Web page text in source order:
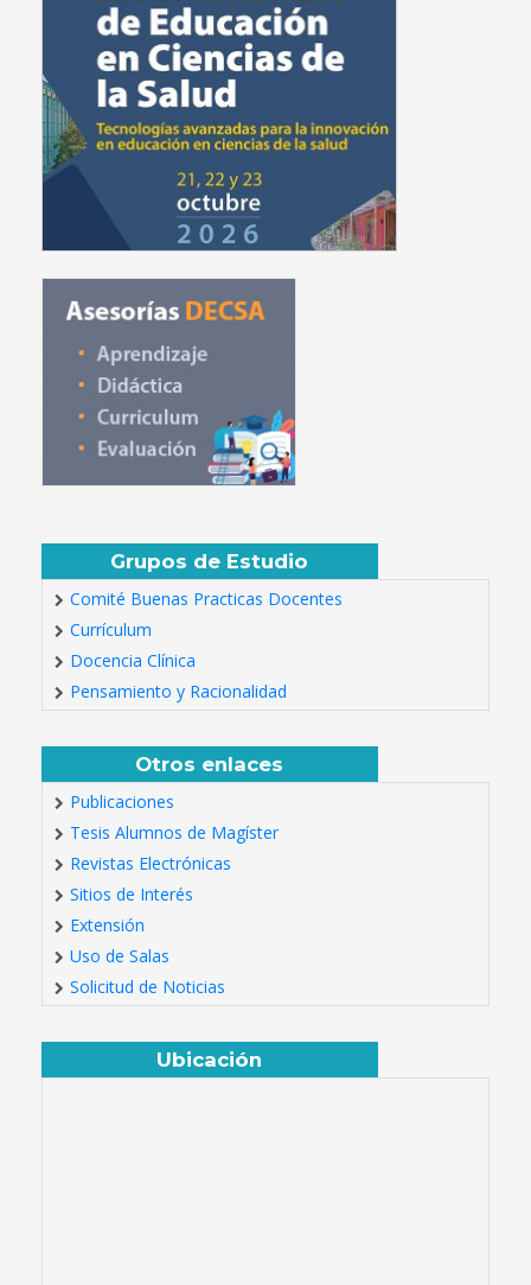
Grupos de Estudio
Comité Buenas Practicas Docentes
Currículum
Docencia Clínica
Pensamiento y Racionalidad
Otros enlaces
Publicaciones
Tesis Alumnos de Magíster
Revistas Electrónicas
Sitios de Interés
Extensión
Uso de Salas
Solicitud de Noticias
Ubicación